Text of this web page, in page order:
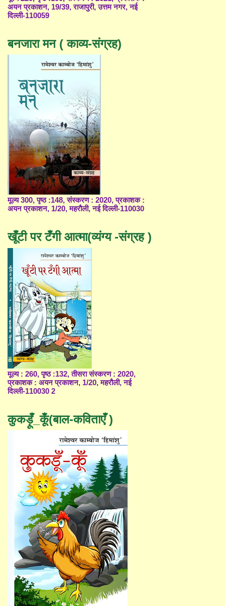
अयन प्रकाशन, 19/39, राजापुरी, उत्तम नगर, नई
दिल्ली-110059
बनजारा मन ( काव्य-संग्रह)
मूल्य 300, पृष्ठ :148, संस्करण : 2020, प्रकाशक :
अयन प्रकाशन, 1/20, महरौली, नई दिल्ली-110030
खूँटी पर टँगी आत्मा(व्यंग्य -संग्रह )
मूल्य : 260, पृष्ठ :132, तीसरा संस्करण : 2020,
प्रकाशक : अयन प्रकाशन, 1/20, महरौली, नई
दिल्ली-110030 2
कुकड़ूँ_कूँ(बाल-कविताएँ )